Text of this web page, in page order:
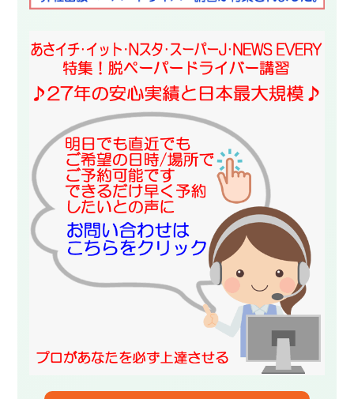
スタッフ紹介 申し込みフロー
簡易補助ブレーキと
は
キャンペーン
新着情報